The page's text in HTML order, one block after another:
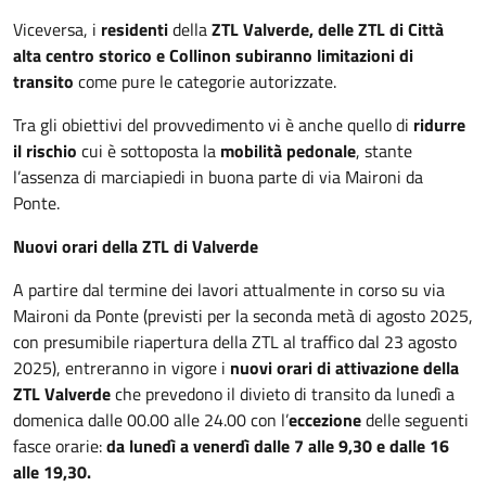
Viceversa, i residentidellaZTL Valverde, delle ZTL di Città
alta centro storico e Collinon subiranno limitazioni di
transito come pure le categorie autorizzate.
Tra gli obiettivi del provvedimento vi è anche quello di ridurre
il rischio cui è sottoposta la mobilità pedonale, stante
l’assenza di marciapiedi in buona parte di via Maironi da
Ponte.
Nuovi orari della ZTL di Valverde
A partire dal termine dei lavori attualmente in corso su via
Maironi da Ponte (previsti per la seconda metà di agosto 2025,
con presumibile riapertura della ZTL al traffico dal 23 agosto
2025), entreranno in vigore i nuovi orari di attivazione della
ZTL Valverdeche prevedono il divieto di transito da lunedì a
domenica dalle 00.00 alle 24.00 con l’eccezionedelle seguenti
fasce orarie:da lunedì a venerdì dalle 7 alle 9,30 e dalle 16
alle 19,30.